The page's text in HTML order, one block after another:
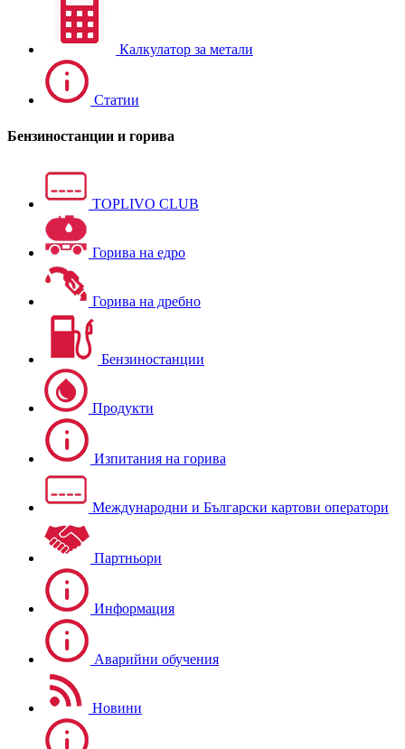
Калкулатор за метали
Статии
Бензиностанции и горива
TOPLIVO CLUB
Горива на едро
Горива на дребно
Бензиностанции
Продукти
Изпитания на горива
Международни и Български картови оператори
Партньори
Информация
Аварийни обучения
Новини